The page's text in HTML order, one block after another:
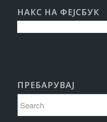
НАКС НА ФЕЈСБУК
ПРЕБАРУВАЈ